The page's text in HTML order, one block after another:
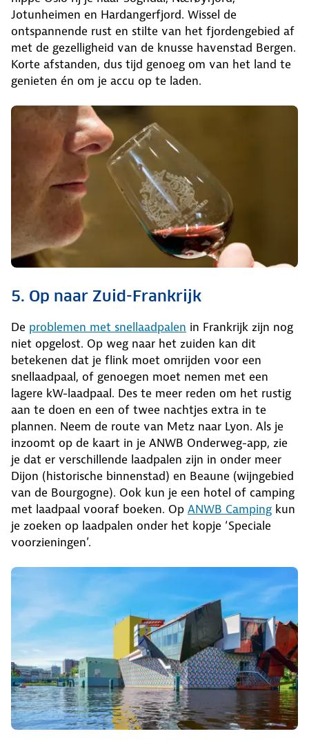
Jotunheimen en Hardangerfjord. Wissel de
ontspannende rust en stilte van het fjordengebied af
met de gezelligheid van de knusse havenstad Bergen.
Korte afstanden, dus tijd genoeg om van het land te
genieten én om je accu op te laden.
5. Op naar Zuid-Frankrijk
De problemen met snellaadpalen in Frankrijk zijn nog
niet opgelost. Op weg naar het zuiden kan dit
betekenen dat je flink moet omrijden voor een
snellaadpaal, of genoegen moet nemen met een
lagere kW-laadpaal. Des te meer reden om het rustig
aan te doen en een of twee nachtjes extra in te
plannen. Neem de route van Metz naar Lyon. Als je
inzoomt op de kaart in je ANWB Onderweg-app, zie
je dat er verschillende laadpalen zijn in onder meer
Dijon (historische binnenstad) en Beaune (wijngebied
van de Bourgogne). Ook kun je een hotel of camping
met laadpaal vooraf boeken. Op ANWB Camping kun
je zoeken op laadpalen onder het kopje ‘Speciale
voorzieningen’.